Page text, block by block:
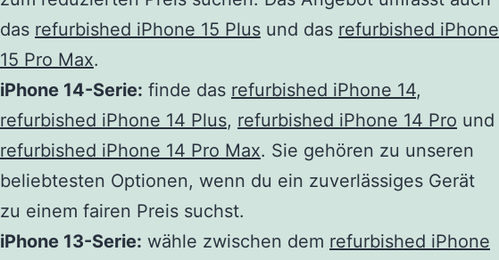
das refurbished iPhone 15 Plus und das refurbished iPhone
15 Pro Max.
iPhone 14-Serie: finde das refurbished iPhone 14,
refurbished iPhone 14 Plus, refurbished iPhone 14 Pro und
refurbished iPhone 14 Pro Max. Sie gehören zu unseren
beliebtesten Optionen, wenn du ein zuverlässiges Gerät
zu einem fairen Preis suchst.
iPhone 13-Serie: wähle zwischen dem refurbished iPhone